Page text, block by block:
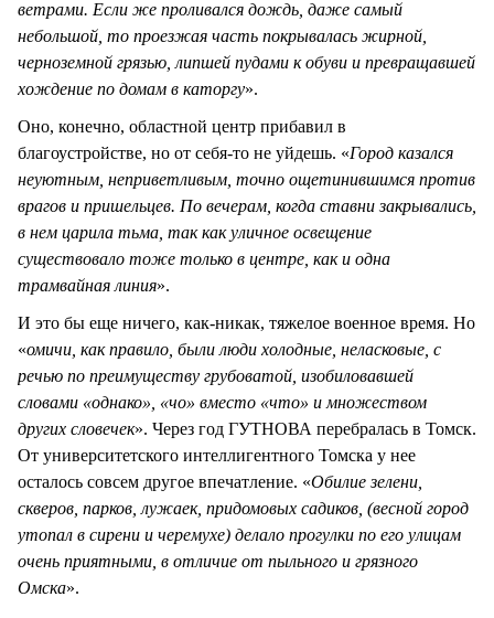
ветрами. Если же проливался дождь, даже самый
небольшой, то проезжая часть покрывалась жирной,
черноземной грязью, липшей пудами к обуви и превращавшей
хождение по домам в каторгу».
Оно, конечно, областной центр прибавил в
благоустройстве, но от себя-то не уйдешь. «Город казался
неуютным, неприветливым, точно ощетинившимся против
врагов и пришельцев. По вечерам, когда ставни закрывались,
в нем царила тьма, так как уличное освещение
существовало тоже только в центре, как и одна
трамвайная линия».
И это бы еще ничего, как-никак, тяжелое военное время. Но
«омичи, как правило, были люди холодные, неласковые, с
речью по преимуществу грубоватой, изобиловавшей
словами «однако», «чо» вместо «что» и множеством
других словечек». Через год ГУТНОВА перебралась в Томск.
От университетского интеллигентного Томска у нее
осталось совсем другое впечатление. «Обилие зелени,
скверов, парков, лужаек, придомовых садиков, (весной город
утопал в сирени и черемухе) делало прогулки по его улицам
очень приятными, в отличие от пыльного и грязного
Омска».